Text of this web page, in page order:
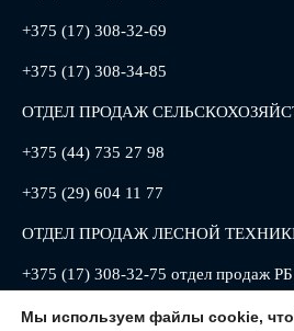
+375 (17) 308-32-69
+375 (17) 308-34-85
ОТДЕЛ ПРОДАЖ
+375 (44) 735 27 98
+375 (29) 604 11 77
ОТДЕЛ ПРОДАЖ ЛЕСНОЙ
+375 (17) 308-32-75 отдел продаж РБ
+375 (17) 308-32-88 отдел продаж
Мы используем файлы cookie,